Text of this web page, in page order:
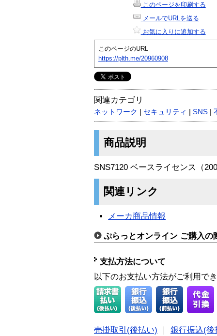
このページを印刷する
メールでURLを送る
お気に入りに追加する
このページのURL
https://plth.me/20960908
関連カテゴリ
ネットワーク セキュリティ SNS
商品説明
SNS7120 ベースライセンス（
関連リンク
メーカ商品情報
ぷらっとオンライン ご購入の
支払方法について
以下のお支払い方法がご利用で
売掛取引(後払い)
銀行振込(後